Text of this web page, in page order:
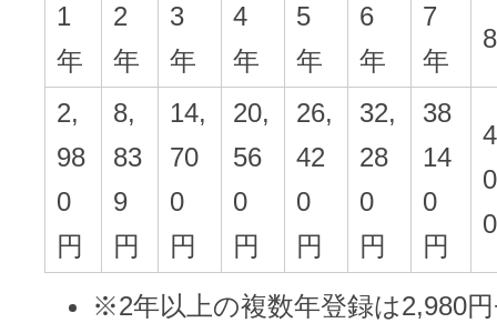
VPS
Linuxの運用に最適な仮想化環境を用
VPS
※ 弊社が独自で調査したホスティングシェ
お名前.com 転送Plus
ドメインのセキュリティ診断を
お名前.comネットde診断
販売パートナー制度
ドメイン販売パートナー
API連携や後払いが可能なプログラム
1
年
2
年
3
年
4
年
5
年
6
年
7
年
2,
98
0
円
8,
83
9
円
14,
70
0
円
20,
56
0
円
26,
42
0
円
32,
28
0
円
38
14
0
円
※2年以上の複数年登録は2,980